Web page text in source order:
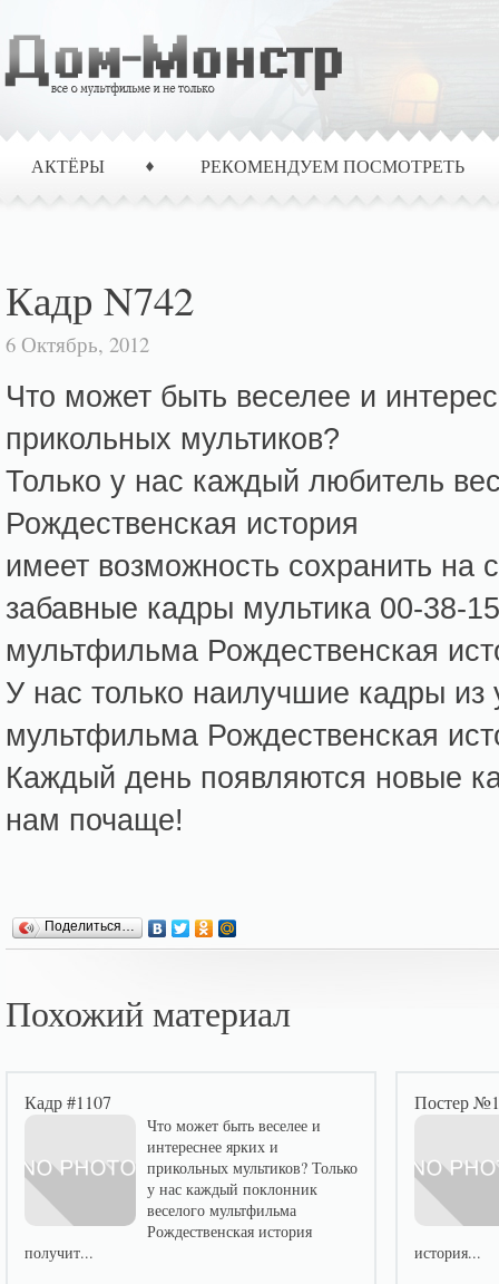
АКТЁРЫ РЕКОМЕНДУЕМ ПОСМОТРЕТЬ
Кадр N742
6 Октябрь, 2012
Что может быть веселее и
прикольных мультиков?
Только у нас каждый любитель
Рождественская история
имеет возможность сохранить на
забавные кадры мультика 00-38-
мультфильма Рождественская
У нас только наилучшие кадры из
мультфильма Рождественская
Каждый день появляются новые
нам почаще!
Поделиться…
Похожий материал
Кадр #1107
Что может быть веселее и
интереснее ярких и
прикольных мультиков? Только
у нас каждый поклонник
веселого мультфильма
Рождественская история
получит...
Постер
история...